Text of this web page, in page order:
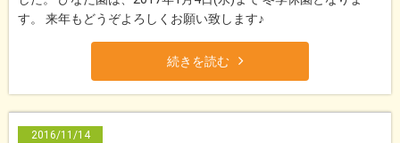
す。 来年もどうぞよろしくお願い致します♪
続きを読む
2016/11/14